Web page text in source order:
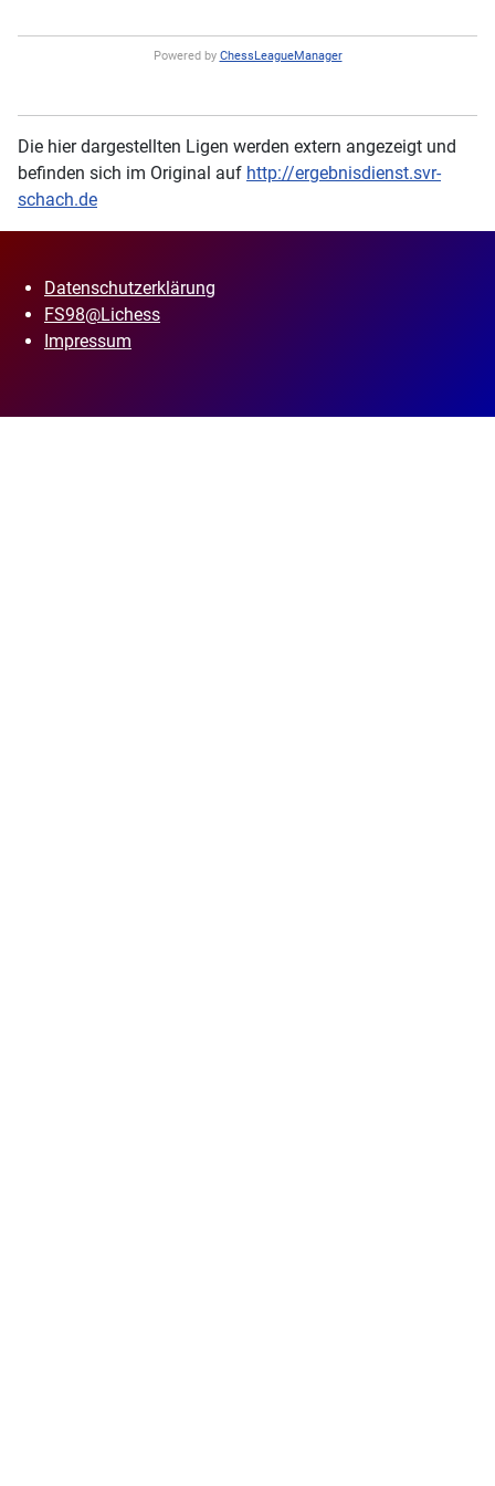
Powered by ChessLeagueManager
Die hier dargestellten Ligen werden extern angezeigt und
befinden sich im Original auf http://ergebnisdienst.svr-
schach.de
Datenschutzerklärung
FS98@Lichess
Impressum